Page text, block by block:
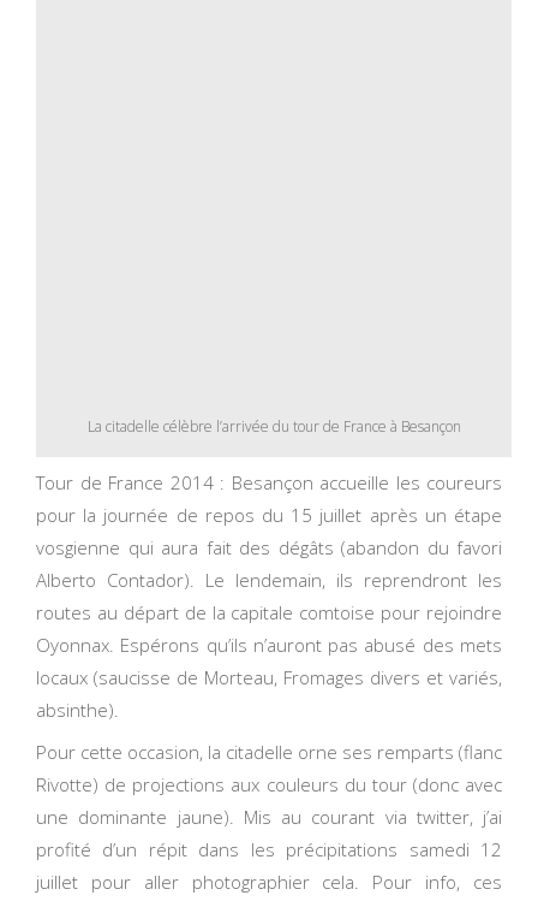
La citadelle célèbre l’arrivée du tour de France à Besançon
Tour de France 2014 : Besançon accueille les coureurs
pour la journée de repos du 15 juillet après un étape
vosgienne qui aura fait des dégâts (abandon du favori
Alberto Contador). Le lendemain, ils reprendront les
routes au départ de la capitale comtoise pour rejoindre
Oyonnax. Espérons qu’ils n’auront pas abusé des mets
locaux (saucisse de Morteau, Fromages divers et variés,
absinthe).
Pour cette occasion, la citadelle orne ses remparts (flanc
Rivotte) de projections aux couleurs du tour (donc avec
une dominante jaune). Mis au courant via twitter, j’ai
profité d’un répit dans les précipitations samedi 12
juillet pour aller photographier cela. Pour info, ces